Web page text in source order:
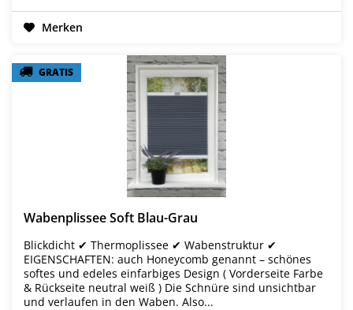
Merken
GRATIS
GRATIS
Wabenplissee Soft Blau-Grau
Blickdicht ✔ Thermoplissee ✔ Wabenstruktur ✔
EIGENSCHAFTEN: auch Honeycomb genannt – schönes
softes und edeles einfarbiges Design ( Vorderseite Farbe
& Rückseite neutral weiß ) Die Schnüre sind unsichtbar
und verlaufen in den Waben. Also...